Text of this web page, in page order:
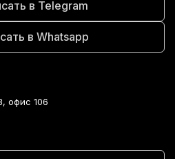
в Telegram
в Whatsapp
офис 106